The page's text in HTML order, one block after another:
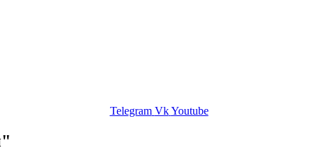
Telegram Vk Youtube